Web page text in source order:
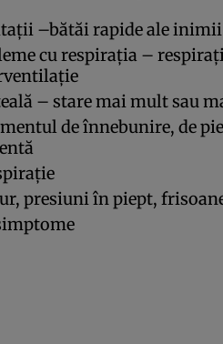
–bătăi rapide ale inimii
cu respiraţia –
– stare mai mult sau
de înnebunire, de
presiuni în piept,